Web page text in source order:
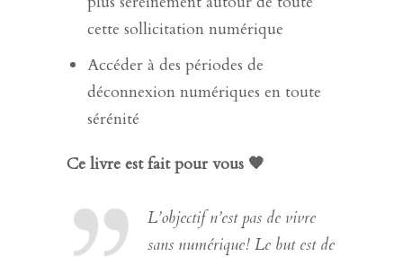
cette sollicitation numérique
Accéder à des périodes de
déconnexion numériques en toute
sérénité
Ce livre est fait pour vous 🧡
L’objectif n’est pas de vivre
sans numérique! Le but est de